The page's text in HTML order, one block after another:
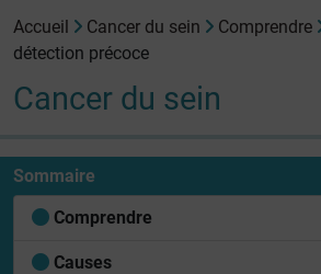
Accueil Cancer du sein Comprendre
détection précoce
Cancer du sein
Sommaire
Comprendre
Causes